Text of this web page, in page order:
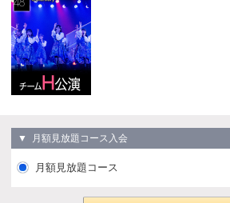
▼ 月額見放題コース入会
月額見放題コース